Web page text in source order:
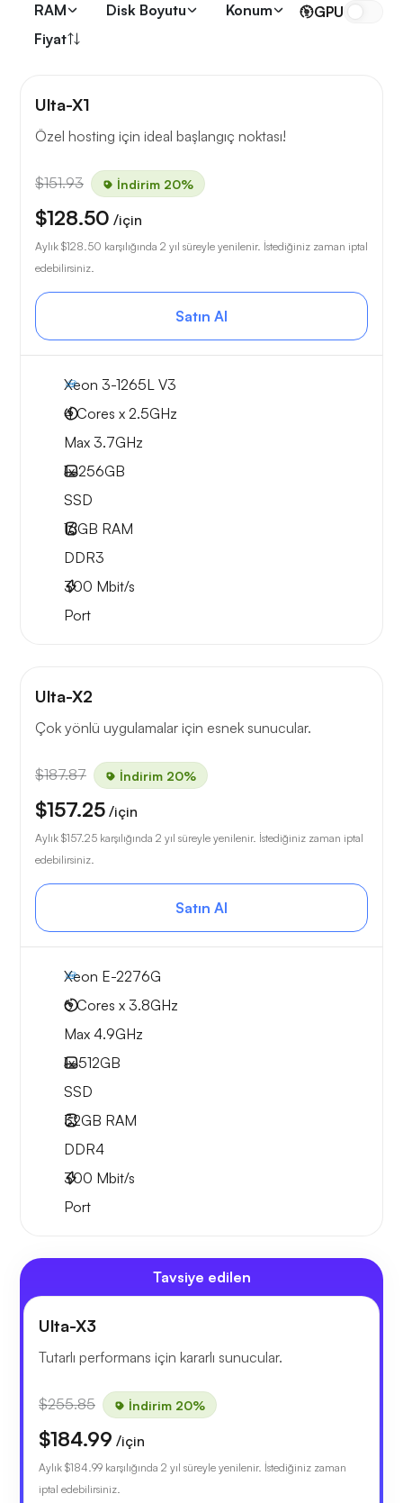
RAM
Disk Boyutu
Konum
Fiyat
GPU
Ulta-X1
Özel hosting için ideal başlangıç noktası!
$151.93 İndirim 20%
$128.50 /için
Aylık $128.50 karşılığında 2 yıl süreyle yenilenir. İstediğiniz zaman iptal
edebilirsiniz.
Satın Al
Xeon 3-1265L V3
4 Cores x 2.5GHz
Max 3.7GHz
1x256GB
SSD
16GB RAM
DDR3
300 Mbit/s
Port
Ulta-X2
Çok yönlü uygulamalar için esnek sunucular.
$187.87 İndirim 20%
$157.25 /için
Aylık $157.25 karşılığında 2 yıl süreyle yenilenir. İstediğiniz zaman iptal
edebilirsiniz.
Satın Al
Xeon E-2276G
6 Cores x 3.8GHz
Max 4.9GHz
1x512GB
SSD
32GB RAM
DDR4
300 Mbit/s
Port
Tavsiye edilen
Ulta-X3
Tutarlı performans için kararlı sunucular.
$255.85 İndirim 20%
$184.99 /için
Aylık $184.99 karşılığında 2 yıl süreyle yenilenir. İstediğiniz zaman
iptal edebilirsiniz.